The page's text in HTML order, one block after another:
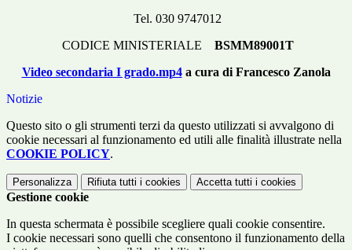
Tel. 030 9747012
CODICE MINISTERIALE BSMM89001T
Video secondaria I grado.mp4a cura di Francesco Zanola
Notizie
Questo sito o gli strumenti terzi da questo utilizzati si avvalgono di
cookie necessari al funzionamento ed utili alle finalità illustrate nella
COOKIE POLICY.
Personalizza Rifiuta tutti i cookies Accetta tutti i cookies
Gestione cookie
In questa schermata è possibile scegliere quali cookie consentire.
I cookie necessari sono quelli che consentono il funzionamento della